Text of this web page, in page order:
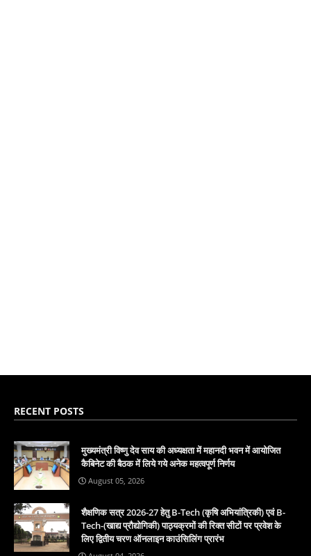
RECENT POSTS
मुख्यमंत्री विष्णु देव साय की अध्यक्षता में महानदी भवन में आयोजित
कैबिनेट की बैठक में लिये गये अनेक महत्वपूर्ण निर्णय
August 05, 2026
शैक्षणिक सत्र 2026-27 हेतु B-Tech (कृषि अभियांत्रिकी) एवं B-
Tech-(खाद्य प्रौद्योगिकी) पाठ्यक्रमों की रिक्त सीटों पर प्रवेश के
लिए द्वितीय चरण ऑनलाइन काउंसिलिंग प्रारंभ